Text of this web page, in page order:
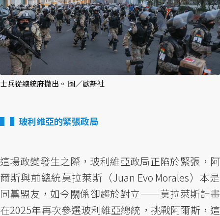
士兵從總統府撤出。 圖／歐新社
▌玻利維亞的緊張政局
這場政變發生之際，玻利維亞政局正陷於緊張，阿
爾斯與前總統莫拉萊斯（Juan Evo Morales）本是
同黨盟友，如今關係卻趨於對立——莫拉萊斯計畫
在2025年再次參選玻利維亞總統，挑戰阿爾斯，這